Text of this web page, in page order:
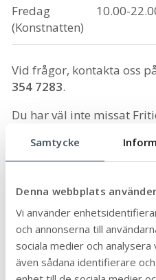
Samtycke
Denna webbplats
Vi använder
och annonserna till
sociala medier och
även sådana identifierare
Fredag
(Konstnatten)
10.00-
Vid frågor, kontakta oss
354 7283.
Du har väl inte missat
du lånar böcker böcker
bibliotek.Fritidsbibblan
Senast uppdaterad:
Dela sidan:
Linke
dIn
Face
book
Twit
ter
ut
Arkiv